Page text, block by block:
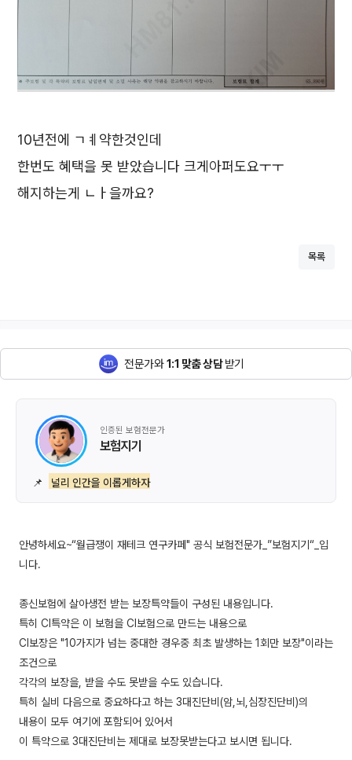
10년전에 ㄱㅖ약한것인데
한번도 혜택을 못 받았습니다 크게아퍼도요ㅜㅜ
해지하는게 ㄴㅏ을까요?
목록
전문가와1:1 맞춤 상담받기
인증된 보험전문가
보험지기
📌 널리 인간을 이롭게하자
안녕하세요~“월급쟁이 재테크 연구카페" 공식 보험전문가_”보험지기“_입
니다.
종신보험에 살아생전 받는 보장특약들이 구성된 내용입니다.
특히 CI특약은 이 보험을 CI보험으로 만드는 내용으로
CI보장은 "10가지가 넘는 중대한 경우중 최초 발생하는 1회만 보장"이라는
조건으로
각각의 보장을, 받을 수도 못받을 수도 있습니다.
특히 실비 다음으로 중요하다고 하는 3대진단비(암,뇌,심장진단비)의
내용이 모두 여기에 포함되어 있어서
이 특약으로 3대진단비는 제대로 보장못받는다고 보시면 됩니다.